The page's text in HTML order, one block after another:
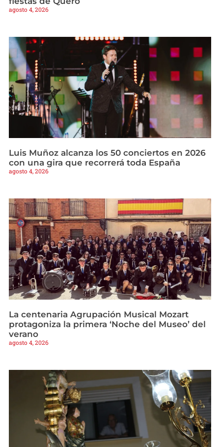
agosto 4, 2026
Luis Muñoz alcanza los 50 conciertos en 2026
con una gira que recorrerá toda España
agosto 4, 2026
La centenaria Agrupación Musical Mozart
protagoniza la primera ‘Noche del Museo’ del
verano
agosto 4, 2026